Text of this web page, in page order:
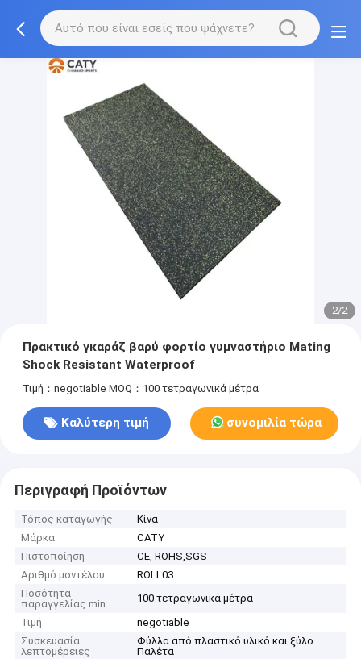
2/2
Πρακτικό γκαράζ βαρύ φορτίο γυμναστήριο Mating
Shock Resistant Waterproof
Τιμή：negotiable MOQ：100 τετραγωνικά μέτρα
Καλύτερη τιμή συνομιλία τώρα
Περιγραφή Προϊόντων
Τόπος καταγωγής
Κίνα
Μάρκα
CATY
Πιστοποίηση
CE, ROHS,SGS
Αριθμό μοντέλου
ROLL03
Ποσότητα
παραγγελίας min
100 τετραγωνικά μέτρα
Τιμή
negotiable
Συσκευασία
λεπτομέρειες
Φύλλα από πλαστικό υλικό και ξύλο
Παλέτα